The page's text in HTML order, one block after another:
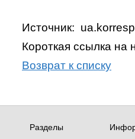
Источник:
Короткая ссылка на
Возврат к списку
Разделы